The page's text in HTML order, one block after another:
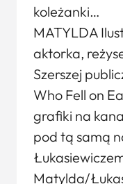
koleżanki…
MATYLDA
aktorka,
Szerszej
Who Fell on
grafiki na
pod tą samą
Matylda/